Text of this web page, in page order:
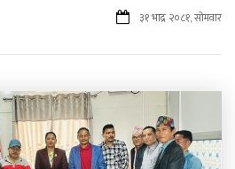
३१ भाद्र २०८१, सोमवार